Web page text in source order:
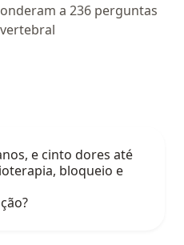
a 236 perguntas
e cinto dores até
bloqueio e